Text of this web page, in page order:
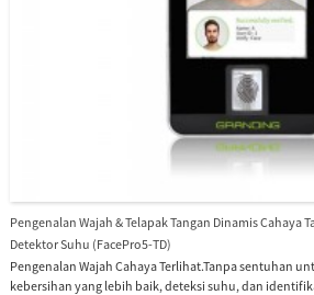
Pengenalan Wajah & Telapak Tangan Dinamis Cahaya
Detektor Suhu (FacePro5-TD)
Pengenalan Wajah Cahaya Terlihat.Tanpa sentuhan
kebersihan yang lebih baik, deteksi suhu, dan